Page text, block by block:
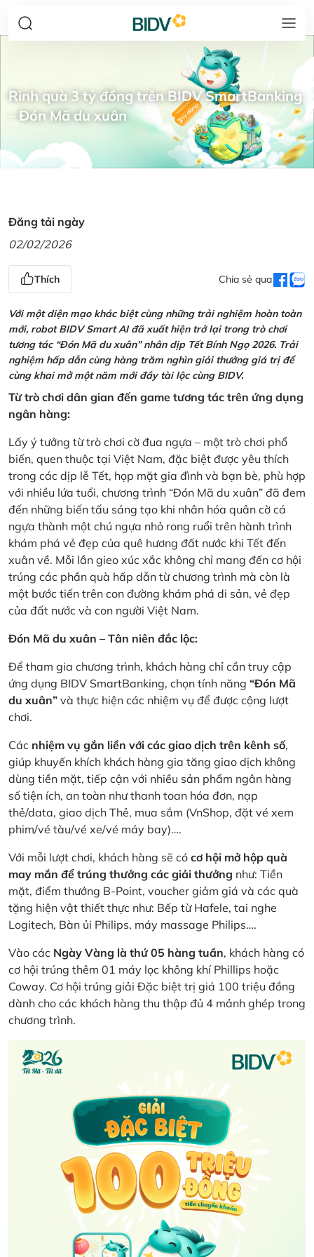
Rinh quà 3 tỷ đồng trên BIDV SmartBanking
– Đón Mã du xuân
Đăng tải ngày
02/02/2026
Thích Chia sẻ qua
Với một diện mạo khác biệt cùng những trải nghiệm hoàn toàn
mới, robot BIDV Smart AI đã xuất hiện trở lại trong trò chơi
tương tác “Đón Mã du xuân” nhân dịp Tết Bính Ngọ 2026. Trải
nghiệm hấp dẫn cùng hàng trăm nghìn giải thưởng giá trị để
cùng khai mở một năm mới đầy tài lộc cùng BIDV.
Từ trò chơi dân gian đến game tương tác trên ứng dụng
ngân hàng:
Lấy ý tưởng từ trò chơi cờ đua ngựa – một trò chơi phổ
biến, quen thuộc tại Việt Nam, đặc biệt được yêu thích
trong các dịp lễ Tết, họp mặt gia đình và bạn bè, phù hợp
với nhiều lứa tuổi, chương trình “Đón Mã du xuân” đã đem
đến những biến tấu sáng tạo khi nhân hóa quân cờ cá
ngựa thành một chú ngựa nhỏ rong ruổi trên hành trình
khám phá vẻ đẹp của quê hương đất nước khi Tết đến
xuân về. Mỗi lần gieo xúc xắc không chỉ mang đến cơ hội
trúng các phần quà hấp dẫn từ chương trình mà còn là
một bước tiến trên con đường khám phá di sản, vẻ đẹp
của đất nước và con người Việt Nam.
Đón Mã du xuân – Tân niên đắc lộc:
Để tham gia chương trình, khách hàng chỉ cần truy cập
ứng dụng BIDV SmartBanking, chọn tính năng “Đón Mã
du xuân” và thực hiện các nhiệm vụ để được cộng lượt
chơi.
Các nhiệm vụ gắn liền với các giao dịch trên kênh số,
giúp khuyến khích khách hàng gia tăng giao dịch không
dùng tiền mặt, tiếp cận với nhiều sản phẩm ngân hàng
số tiện ích, an toàn như thanh toan hóa đơn, nạp
thẻ/data, giao dịch Thẻ, mua sắm (VnShop, đặt vé xem
phim/vé tàu/vé xe/vé máy bay)….
Với mỗi lượt chơi, khách hàng sẽ có cơ hội mở hộp quà
may mắn để trúng thưởng các giải thưởng như: Tiền
mặt, điểm thưởng B-Point, voucher giảm giá và các quà
tặng hiện vật thiết thực như: Bếp từ Hafele, tai nghe
Logitech, Bàn ủi Philips, máy massage Philips….
Vào các Ngày Vàng là thứ 05 hàng tuần, khách hàng có
cơ hội trúng thêm 01 máy lọc không khí Phillips hoặc
Coway. Cơ hội trúng giải Đặc biệt trị giá 100 triệu đồng
dành cho các khách hàng thu thập đủ 4 mảnh ghép trong
chương trình.